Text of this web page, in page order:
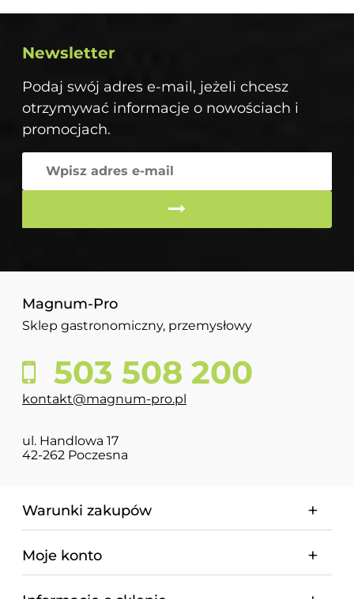
Newsletter
Podaj swój adres e-mail, jeżeli chcesz
otrzymywać informacje o nowościach i
promocjach.
Magnum-Pro
Sklep gastronomiczny, przemysłowy
503 508 200
kontakt@magnum-pro.pl
ul. Handlowa 17
42-262 Poczesna
Warunki zakupów
Moje konto